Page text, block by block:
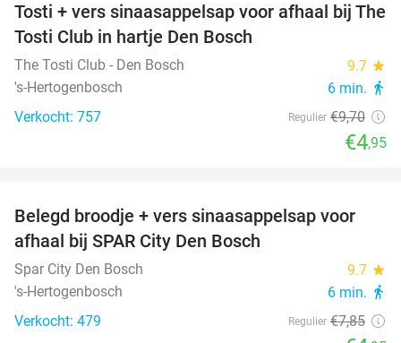
49%
Tosti + vers sinaasappelsap voor afhaal bij The
Tosti Club in hartje Den Bosch
The Tosti Club - Den Bosch 9.7 star
's-Hertogenbosch 6 min. directions_walk
Verkocht: 757 Regulier €9,70
€4,95
37%
Belegd broodje + vers sinaasappelsap voor
afhaal bij SPAR City Den Bosch
Spar City Den Bosch 9.7 star
's-Hertogenbosch 6 min. directions_walk
Verkocht: 479 Regulier €7,85